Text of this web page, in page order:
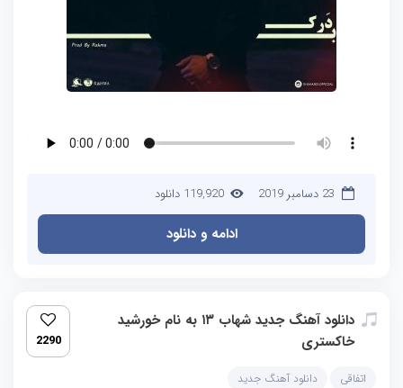
23 دسامبر 2019 119,920 دانلود
ادامه و دانلود
دانلود آهنگ جدید شهاب ۱۳ به نام خورشید
خاکستری
2290
اتفاقی دانلود آهنگ جدید